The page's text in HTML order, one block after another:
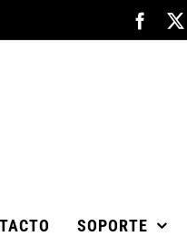
X
SOPORTE